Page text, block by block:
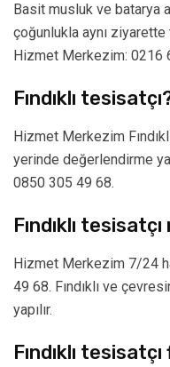
Basit musluk ve batarya
çoğunlukla aynı
Hizmet Merkezim: 0216
Fındıklı
Hizmet Merkezim
yerinde değerlendirme
0850 305 49 68.
Fındıklı
Hizmet Merkezim 7/24
49 68. Fındıklı ve
yapılır.
Fındıklı